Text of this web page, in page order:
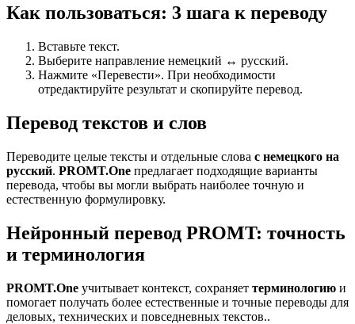
Как пользоваться: 3 шага к переводу
Вставьте текст.
Выберите направление немецкий ↔ русский.
Нажмите «Перевести». При необходимости
отредактируйте результат и скопируйте перевод.
Перевод текстов и слов
Переводите целые тексты и отдельные слова с немецкого на
русский. PROMT.One предлагает подходящие варианты
перевода, чтобы вы могли выбрать наиболее точную и
естественную формулировку.
Нейронный перевод PROMT: точность
и терминология
PROMT.One учитывает контекст, сохраняет терминологию и
помогает получать более естественные и точные переводы для
деловых, технических и повседневных текстов..